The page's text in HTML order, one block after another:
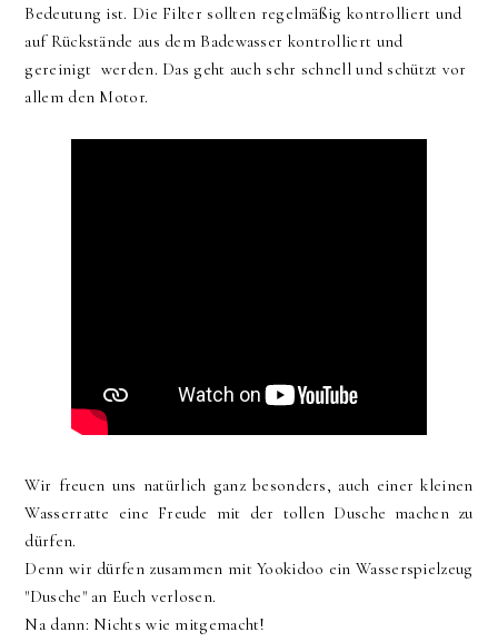
Bedeutung ist. Die Filter sollten regelmäßig kontrolliert und
auf Rückstände aus dem Badewasser kontrolliert und
gereinigt werden. Das geht auch sehr schnell und schützt vor
allem den Motor.
Wir freuen uns natürlich ganz besonders, auch einer kleinen
Wasserratte eine Freude mit der tollen Dusche machen zu
dürfen.
Denn wir dürfen zusammen mit Yookidoo ein Wasserspielzeug
"Dusche" an Euch verlosen.
Na dann: Nichts wie mitgemacht!